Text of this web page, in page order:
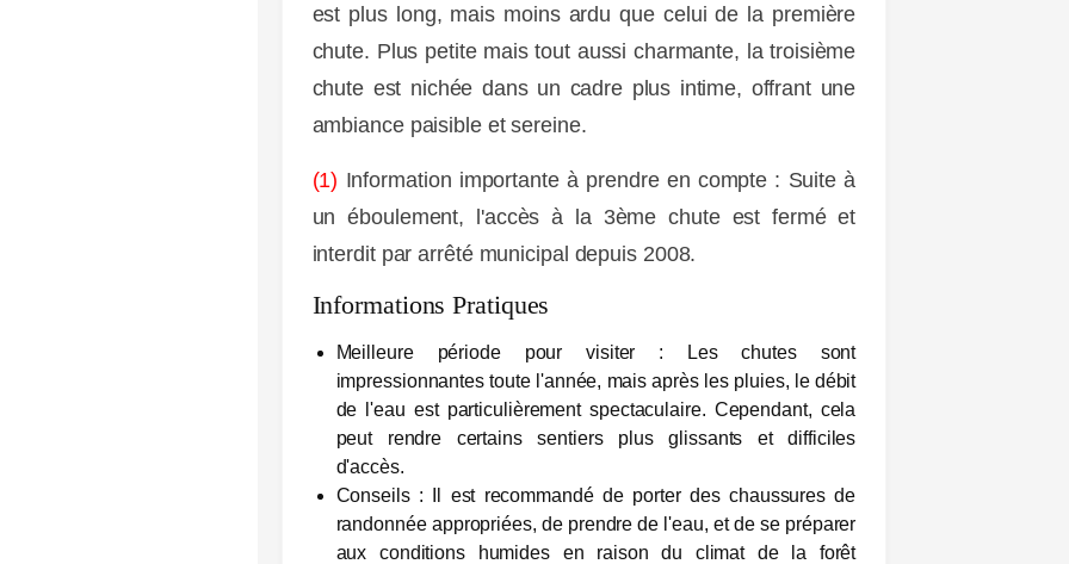
est plus long, mais moins ardu que celui de la première
chute. Plus petite mais tout aussi charmante, la troisième
chute est nichée dans un cadre plus intime, offrant une
ambiance paisible et sereine.
(1) Information importante à prendre en compte : Suite à
un éboulement, l'accès à la 3ème chute est fermé et
interdit par arrêté municipal depuis 2008.
Informations Pratiques
Meilleure période pour visiter : Les chutes sont
impressionnantes toute l'année, mais après les pluies, le débit
de l'eau est particulièrement spectaculaire. Cependant, cela
peut rendre certains sentiers plus glissants et difficiles
d'accès.
Conseils: Il est recommandé de porter des chaussures de
randonnée appropriées, de prendre de l'eau, et de se préparer
aux conditions humides en raison du climat de la forêt